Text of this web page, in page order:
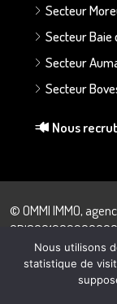
Quentin
Secteur
Secteur Baie
Secteur
Secteur
Nous
© OMMI IMMO,
Amiens -
Nous utilisons
statistique de